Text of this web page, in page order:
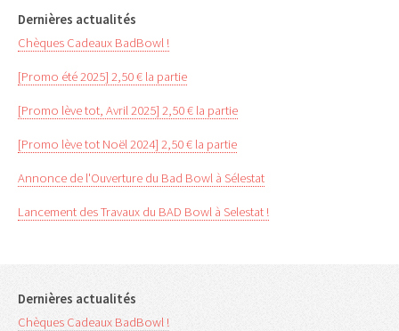
Dernières actualités
Chèques Cadeaux BadBowl !
[Promo été 2025] 2,50 € la partie
[Promo lève tot, Avril 2025] 2,50 € la partie
[Promo lève tot Noël 2024] 2,50 € la partie
Annonce de l'Ouverture du Bad Bowl à Sélestat
Lancement des Travaux du BAD Bowl à Selestat !
Dernières actualités
Chèques Cadeaux BadBowl !